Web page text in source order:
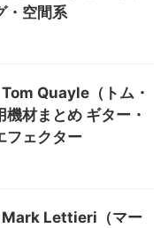
・空間系
Quayle（トム・
材まとめ ギター・
フェクター
Mark Lettieri（マー